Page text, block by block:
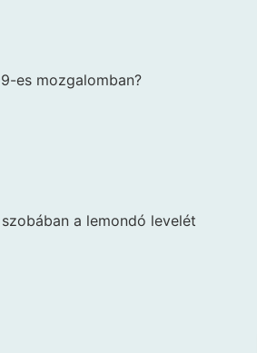
es mozgalomban?
a lemondó levelét